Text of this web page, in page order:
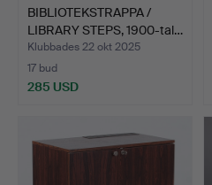
BIBLIOTEKSTRAPPA /
LIBRARY STEPS, 1900-tal…
Klubbades 22 okt 2025
17 bud
285 USD